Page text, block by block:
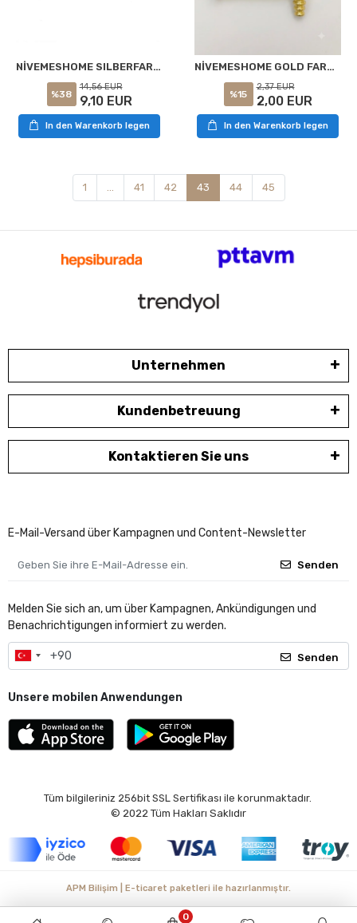
NİVEMESHOME SILBERFARBE RENSO
%38
14,56 EUR
9,10 EUR
In den Warenkorb legen
NİVEMESHOME GOLD FARBE RENSO
%15
2,37 EUR
2,00 EUR
In den Warenkorb legen
1 ... 41 42 43 44 45
Unternehmen
Kundenbetreuung
Kontaktieren Sie uns
E-Mail-Versand über Kampagnen und Content-Newsletter
Senden
Melden Sie sich an, um über Kampagnen, Ankündigungen und
Benachrichtigungen informiert zu werden.
Senden
Unsere mobilen Anwendungen
Tüm bilgileriniz 256bit SSL Sertifikası ile korunmaktadır.
© 2022 Tüm Hakları Saklıdır
0
APM Bilişim | E-ticaret paketleri ile hazırlanmıştır.